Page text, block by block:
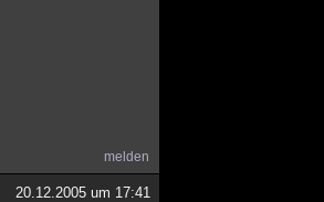
melden
20.12.2005 um 17:41